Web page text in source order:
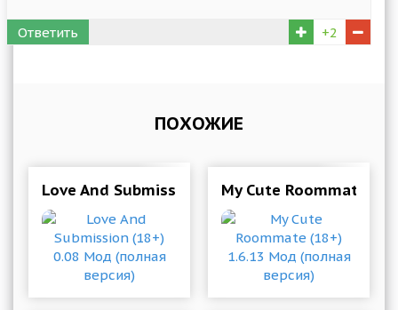
Ответить +2
ПОХОЖИЕ
Love And Submission (18+) 0.08 Мод (полная
My Cute Roommate